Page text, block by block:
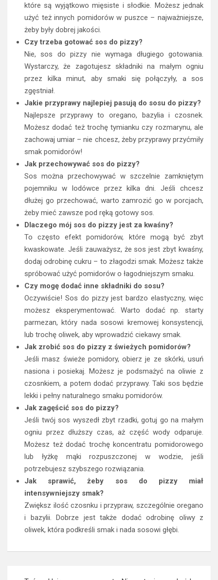
które są wyjątkowo mięsiste i słodkie. Możesz jednak
użyć też innych pomidorów w puszce – najważniejsze,
żeby były dobrej jakości.
Czy trzeba gotować sos do pizzy?
Nie, sos do pizzy nie wymaga długiego gotowania.
Wystarczy, że zagotujesz składniki na małym ogniu
przez kilka minut, aby smaki się połączyły, a sos
zgęstniał.
Jakie przyprawy najlepiej pasują do sosu do pizzy?
Najlepsze przyprawy to oregano, bazylia i czosnek.
Możesz dodać też trochę tymianku czy rozmarynu, ale
zachowaj umiar – nie chcesz, żeby przyprawy przyćmiły
smak pomidorów!
Jak przechowywać sos do pizzy?
Sos można przechowywać w szczelnie zamkniętym
pojemniku w lodówce przez kilka dni. Jeśli chcesz
dłużej go przechować, warto zamrozić go w porcjach,
żeby mieć zawsze pod ręką gotowy sos.
Dlaczego mój sos do pizzy jest za kwaśny?
To często efekt pomidorów, które mogą być zbyt
kwaskowate. Jeśli zauważysz, że sos jest zbyt kwaśny,
dodaj odrobinę cukru – to złagodzi smak. Możesz także
spróbować użyć pomidorów o łagodniejszym smaku.
Czy mogę dodać inne składniki do sosu?
Oczywiście! Sos do pizzy jest bardzo elastyczny, więc
możesz eksperymentować. Warto dodać np. starty
parmezan, który nada sosowi kremowej konsystencji,
lub trochę oliwek, aby wprowadzić ciekawy smak.
Jak zrobić sos do pizzy z świeżych pomidorów?
Jeśli masz świeże pomidory, obierz je ze skórki, usuń
nasiona i posiekaj. Możesz je podsmażyć na oliwie z
czosnkiem, a potem dodać przyprawy. Taki sos będzie
lekki i pełny naturalnego smaku pomidorów.
Jak zagęścić sos do pizzy?
Jeśli twój sos wyszedł zbyt rzadki, gotuj go na małym
ogniu przez dłuższy czas, aż część wody odparuje.
Możesz też dodać trochę koncentratu pomidorowego
lub łyżkę mąki rozpuszczonej w wodzie, jeśli
potrzebujesz szybszego rozwiązania.
Jak sprawić, żeby sos do pizzy miał
intensywniejszy smak?
Zwiększ ilość czosnku i przypraw, szczególnie oregano
i bazylii. Dobrze jest także dodać odrobinę oliwy z
oliwek, która podkreśli smak i nada sosowi głębi.